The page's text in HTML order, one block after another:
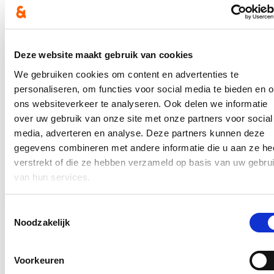
Deze website maakt gebruik van cookies
We gebruiken cookies om content en advertenties te
personaliseren, om functies voor social media te bieden en
ons websiteverkeer te analyseren. Ook delen we informatie
over uw gebruik van onze site met onze partners voor social
media, adverteren en analyse. Deze partners kunnen deze
gegevens combineren met andere informatie die u aan ze
verstrekt of die ze hebben verzameld op basis van uw
van hun services.
Noodzakelijk
Voorkeuren
Lees meer
Brugge
21/12/21
Als stadsbestuur vinden we het belangrijk dat elke burger kan
wonen in een gezonde en veilige woning met een minimum aan
comfort. Naast wooncomfort streven we ook naar duurzaam wonen,
met zo weinig mogelijk energiegebruik en zo laag mogelijke
energiefacturen. Deze doelstellingen zijn al een uitdaging op zich,
maar daarnaast willen we ook nog eens inzetten op betaalbaar
wonen. Eén van de middelen om deze doelstellingen te behalen is
Met de opknappremie ondersteunen
we initiatiefnemers voor het verhogen van de kwaliteit van de
woning en zorgen we voor een duurzamer woningpatrimonium.
reglement, corrigeren we op sociaal vlak en verhoogden we ook het
budget voor de opknappremie. Daarnaast stimuleren we
verhuurders ook om te investeren in kwaliteitsvolle woningen op de